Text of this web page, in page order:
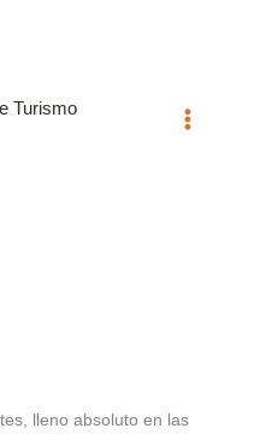
Turismo
lleno absoluto en las